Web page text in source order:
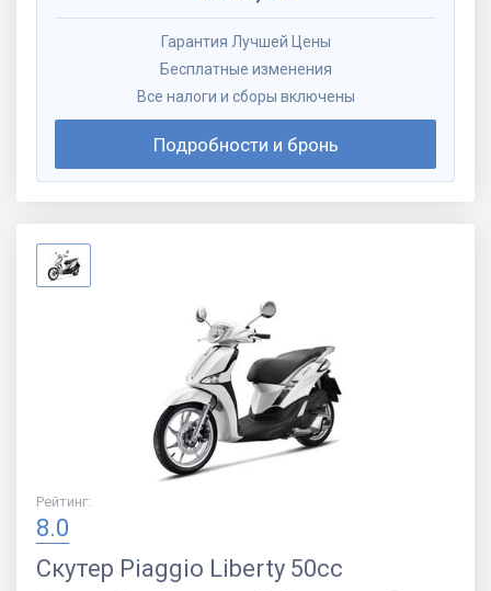
Гарантия Лучшей Цены
Бесплатные изменения
Все налоги и сборы включены
Подробности и бронь
Рейтинг:
8.0
Скутер Piaggio Liberty 50cc